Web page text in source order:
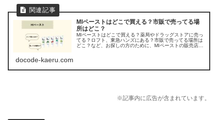
MIペーストはどこで買える？市販で売ってる場
所はどこ？
MIペーストはどこで買える？薬局やドラッグストアに売っ
てる？ロフト、東急ハンズにある？市販で売ってる場所は
どこ？など、お探しの方のために、MIペーストの販売店を
docode-kaeru.com
※記事内に広告が含まれています。